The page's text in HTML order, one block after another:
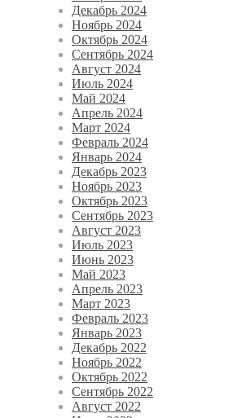
Декабрь 2024
Ноябрь 2024
Октябрь 2024
Сентябрь 2024
Август 2024
Июль 2024
Май 2024
Апрель 2024
Март 2024
Февраль 2024
Январь 2024
Декабрь 2023
Ноябрь 2023
Октябрь 2023
Сентябрь 2023
Август 2023
Июль 2023
Июнь 2023
Май 2023
Апрель 2023
Март 2023
Февраль 2023
Январь 2023
Декабрь 2022
Ноябрь 2022
Октябрь 2022
Сентябрь 2022
Август 2022